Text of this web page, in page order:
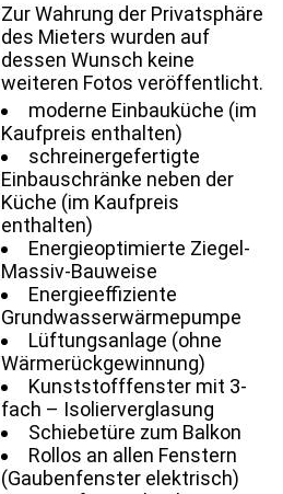
Zur Wahrung der Privatsphäre
des Mieters wurden auf
dessen Wunsch keine
weiteren Fotos veröffentlicht.
moderne Einbauküche (im
Kaufpreis enthalten)
schreinergefertigte
Einbauschränke neben der
Küche (im Kaufpreis
enthalten)
Energieoptimierte Ziegel-
Massiv-Bauweise
Energieeffiziente
Grundwasserwärmepumpe
Lüftungsanlage (ohne
Wärmerückgewinnung)
Kunststofffenster mit 3-
fach – Isolierverglasung
Schiebetüre zum Balkon
Rollos an allen Fenstern
(Gaubenfenster elektrisch)